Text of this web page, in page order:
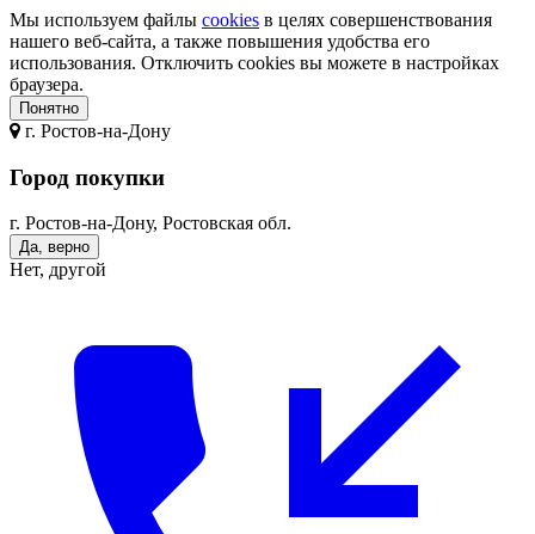
Мы используем файлы cookies в целях совершенствования
нашего веб-сайта, а также повышения удобства его
использования. Отключить cookies вы можете в настройках
браузера.
Понятно
г. Ростов-на-Дону
Город покупки
г. Ростов-на-Дону, Ростовская обл.
Да, верно
Нет, другой